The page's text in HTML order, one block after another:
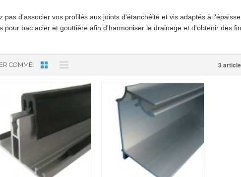
pas d'associer vos profilés aux joints d'étanchéité et vis adaptés à
pour bac acier et gouttière afin d'harmoniser le drainage et d'obtenir des
COMME 3